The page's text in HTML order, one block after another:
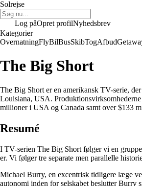
Solrejse
Log påOpret profilNyhedsbrev
Kategorier
OvernatningFlyBilBusSkibTogAfbud
The Big Short
The Big Short er en amerikansk TV-serie,
Louisiana, USA.
millioner i USA og Canada samt over $133
Resumé
I TV-serien The Big Short følger vi en
er. Vi følger tre separate men parallelle
Michael Burry, en excentrisk tidligere læge
autonomi inden for selskabet beslutter Burry